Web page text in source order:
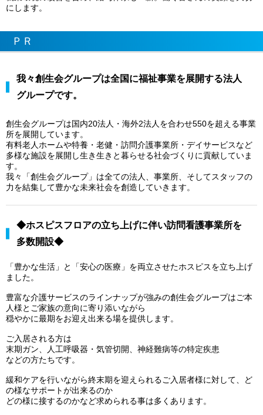
にします。
ＰＲ
我々創生会グループは全国に福祉事業を展開する法人
グループです。
創生会グループは国内20法人・海外2法人を合わせ550を超える事業
所を展開しています。
有料老人ホームや特養・老健・訪問介護事業所・デイサービスなど
多様な施設を展開し生き生きと暮らせる社会づくりに貢献していま
す。
我々「創生会グループ」は全ての法人、事業所、そしてスタッフの
力を結集して豊かな未来社会を創造していきます。
◆ホスピスフロアの立ち上げに伴い訪問看護事業所を
多数開設◆
「豊かな生活」と「安心の医療」を両立させたホスピスを立ち上げ
ました。
豊富な介護サービスのラインナップが強みの創生会グループはご本
人様とご家族の意向に寄り添いながら
穏やかに最期をお迎え出来る場を提供します。
ご入居される方は
末期ガン、人工呼吸器・気管切開、神経難病等の特定疾患
などの方たちです。
緩和ケアを行いながら終末期を迎えられるご入居者様に対して、ど
の様なサポートが出来るのか
どの様に接するのかなど求められる事は多くあります。